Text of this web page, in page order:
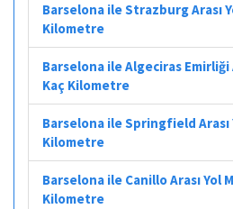
Barselona ile Strazburg Arası
Kilometre
Barselona ile Algeciras Emirliği
Kaç Kilometre
Barselona ile Springfield Arası
Kilometre
Barselona ile Canillo Arası Yol
Kilometre